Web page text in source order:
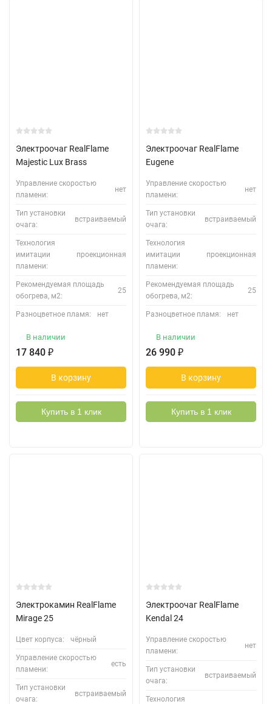
Электроочаг RealFlame
Majestic Lux Brass
Управление скоростью
пламени:
нет
Тип установки
очага:
встраиваемый
Технология
имитации
пламени:
проекционная
Рекомендуемая площадь
обогрева, м2:
25
Разноцветное пламя: нет
В наличии
17 840 ₽
В корзину
Купить в 1 клик
Электроочаг RealFlame
Eugene
Управление скоростью
пламени:
нет
Тип установки
очага:
встраиваемый
Технология
имитации
пламени:
проекционная
Рекомендуемая площадь
обогрева, м2:
25
Разноцветное пламя: нет
В наличии
26 990 ₽
В корзину
Купить в 1 клик
Электрокамин RealFlame
Mirage 25
Цвет корпуса: чёрный
Управление скоростью
пламени:
есть
Тип установки
очага:
встраиваемый
Электроочаг RealFlame
Kendal 24
Управление скоростью
пламени:
нет
Тип установки
очага:
встраиваемый
Технология